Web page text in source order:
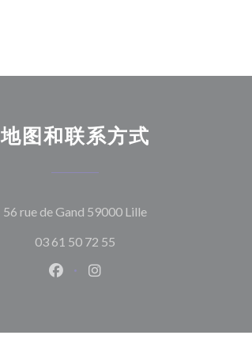
地图和联系方式
56 rue de Gand 59000 Lille((在新窗口中打开))
03 61 50 72 55
Facebook ((在新窗口中打开))
Instagram ((在新窗口中